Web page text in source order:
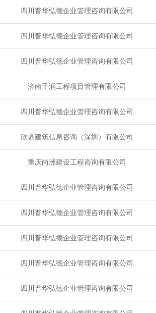
四川普华弘德企业管理咨询有限公司
四川普华弘德企业管理咨询有限公司
四川普华弘德企业管理咨询有限公司
济南千润工程项目管理有限公司
四川普华弘德企业管理咨询有限公司
欣鼎建筑信息咨询（深圳）有限公司
重庆尚洲建设工程咨询有限公司
四川普华弘德企业管理咨询有限公司
四川普华弘德企业管理咨询有限公司
四川普华弘德企业管理咨询有限公司
四川普华弘德企业管理咨询有限公司
四川普华弘德企业管理咨询有限公司